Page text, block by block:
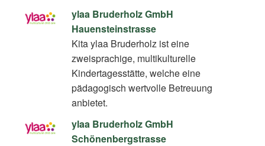
ylaa Bruderholz GmbH
Hauensteinstrasse
Kita ylaa Bruderholz ist eine
zweisprachige, multikulturelle
Kindertagesstätte, welche eine
pädagogisch wertvolle Betreuung
anbietet.
ylaa Bruderholz GmbH
Schönenbergstrasse